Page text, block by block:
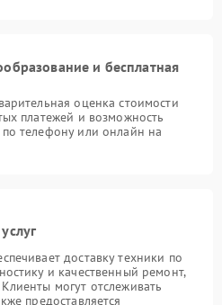
и бесплатная
оценка стоимости
платежей и возможность
телефону или онлайн на
доставку техники по
и качественный ремонт,
могут отслеживать
предоставляется